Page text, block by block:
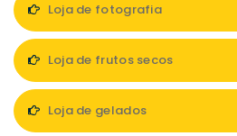
Loja de fotografia
Loja de frutos secos
Loja de gelados